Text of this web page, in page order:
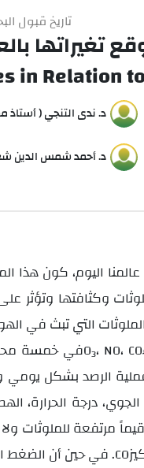
تاريخ قبول البحث ٢٠١٩
تغيراتها
in Relation
د. ندى التنجي (
د. أحمد شمس الدين
اليوم، كون
وكثافتها وتؤثر
CO ،NO ، O3
ونيسان وأيار خلال الفترة
درجة الحرارة،
.CO